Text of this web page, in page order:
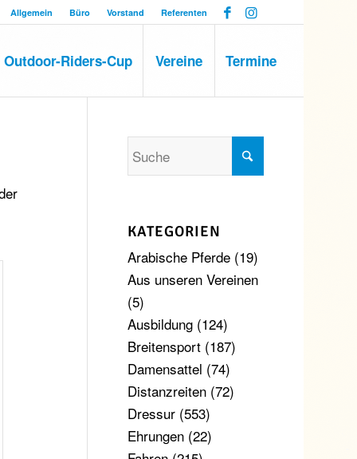
Allgemein Büro Vorstand Referenten
Outdoor-Riders-Cup Vereine Termine
KATEGORIEN
Arabische Pferde(19)
Aus unseren Vereinen
(5)
Ausbildung(124)
Breitensport(187)
Damensattel (74)
Distanzreiten(72)
Dressur(553)
Ehrungen(22)